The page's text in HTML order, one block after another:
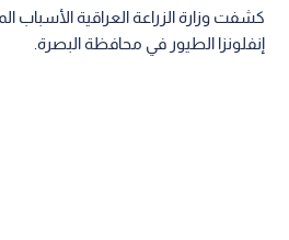
كشفت وزارة الزراعة العراقية
إنفلونزا الطيور في محافظة البصرة.